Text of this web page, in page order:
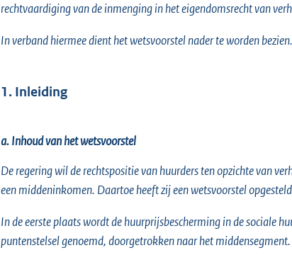
rechtvaardiging van de inmenging in het eigendomsrecht van
In verband hiermee dient het wetsvoorstel nader te worden bezien.
1. Inleiding
a. Inhoud van het wetsvoorstel
De regering wil de rechtspositie van huurders ten opzichte van
een middeninkomen. Daartoe heeft zij een wetsvoorstel
In de eerste plaats wordt de huurprijsbescherming in de sociale
puntenstelsel genoemd, doorgetrokken naar het